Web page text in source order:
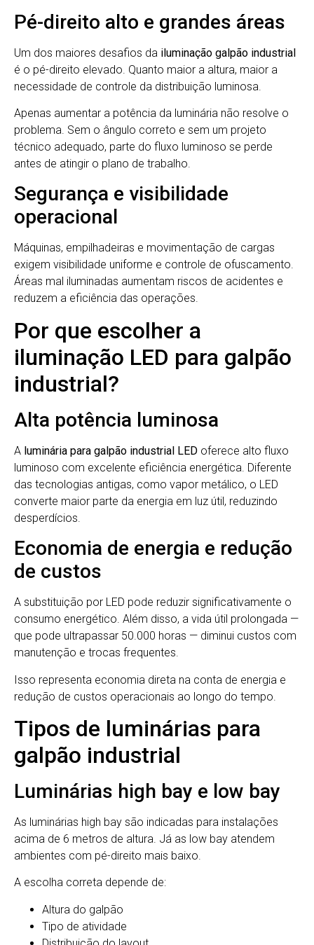
Pé-direito alto e grandes áreas
Um dos maiores desafios da iluminação galpão industrial
é o pé-direito elevado. Quanto maior a altura, maior a
necessidade de controle da distribuição luminosa.
Apenas aumentar a potência da luminária não resolve o
problema. Sem o ângulo correto e sem um projeto
técnico adequado, parte do fluxo luminoso se perde
antes de atingir o plano de trabalho.
Segurança e visibilidade
operacional
Máquinas, empilhadeiras e movimentação de cargas
exigem visibilidade uniforme e controle de ofuscamento.
Áreas mal iluminadas aumentam riscos de acidentes e
reduzem a eficiência das operações.
Por que escolher a
iluminação LED para galpão
industrial?
Alta potência luminosa
A luminária para galpão industrial LED oferece alto fluxo
luminoso com excelente eficiência energética. Diferente
das tecnologias antigas, como vapor metálico, o LED
converte maior parte da energia em luz útil, reduzindo
desperdícios.
Economia de energia e redução
de custos
A substituição por LED pode reduzir significativamente o
consumo energético. Além disso, a vida útil prolongada —
que pode ultrapassar 50.000 horas — diminui custos com
manutenção e trocas frequentes.
Isso representa economia direta na conta de energia e
redução de custos operacionais ao longo do tempo.
Tipos de luminárias para
galpão industrial
Luminárias high bay e low bay
As luminárias high bay são indicadas para instalações
acima de 6 metros de altura. Já as low bay atendem
ambientes com pé-direito mais baixo.
A escolha correta depende de:
Altura do galpão
Tipo de atividade